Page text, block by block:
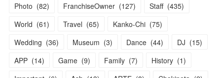
Photo (82) FranchiseOwner (127) Staff (435)
World (61) Travel (65) Kanko-Chi (75)
Wedding (36) Museum (3) Dance (44) DJ (15)
APP (14) Game (9) Family (7) History (1)